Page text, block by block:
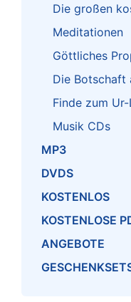
Die großen
Meditationen
Göttliches
Die Botschaft
Finde zum
Musik CDs
MP3
DVDS
KOSTENLOS
KOSTENLOSE
ANGEBOTE